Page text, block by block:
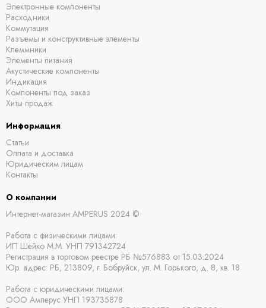
Электронные компоненты
Расходники
Коммутация
Разъемы и конструктивные элементы
Клеммники
Элементы питания
Акустические компоненты
Индикация
Компоненты под заказ
Хиты продаж
Информация
Статьи
Оплата и доставка
Юридическим лицам
Контакты
О компании
Интернет-магазин AMPERUS 2024 ©
Работа с физическими лицами:
ИП Шейко М.М. УНП 791342724
Регистрация в торговом реестре РБ №576883 от 15.03.2024
Юр. адрес: РБ, 213809, г. Бобруйск, ул. М. Горького, д. 8, кв. 18
Работа с юридическими лицами:
ООО Амперус УНП 193735878